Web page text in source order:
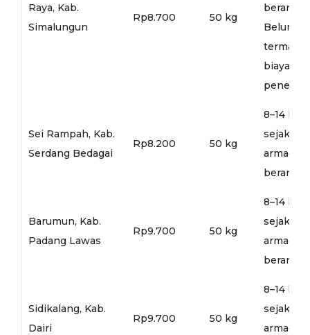
Raya, Kab.
Simalungun
Rp8.700 50 kg
Belum
biaya
Sei Rampah, Kab.
Serdang Bedagai
Rp8.200 50 kg
8–14 hari
sejak
armada
Barumun, Kab.
Padang Lawas
Rp9.700 50 kg
8–14 hari
sejak
armada
Sidikalang, Kab.
Dairi
Rp9.700 50 kg
8–14 hari
sejak
armada